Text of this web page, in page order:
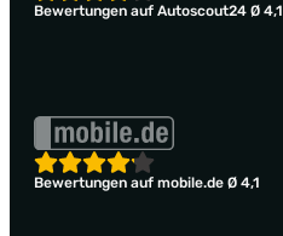
Bewertungen auf Autoscout24 Ø 4,1
Bewertungen auf mobile.de Ø 4,1